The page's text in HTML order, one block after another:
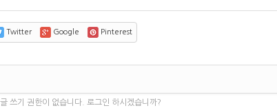
Twitter Google Pinterest
쓰기 권한이 없습니다. 로그인 하시겠습니까?